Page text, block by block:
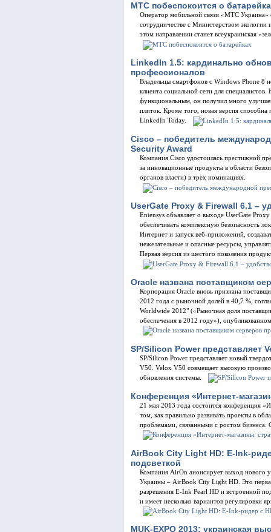
МТС побеспокоится о
Оператор мобильной связи «МТС Украина»
сотрудничестве с Министерством
этом направлении станет всеукраинская
LinkedIn 1.5: кардинально
профессионалов
Владельцы смартфонов с Windows Phone 8
клиента социальной сети для
функциональным, он получил много
плиток. Кроме того, новая версия способна
LinkedIn Today.
Cisco – победитель
Security Award
Компания Cisco удостоилась престижной
за инновационные продукты в области
органов власти) в трех номинациях.
UserGate Proxy & Firewall 6.1 –
Entensys объявляет о выходе UserGate
обеспечивать комплексную безопасность
Интернет и запуск веб-приложений,
нежелательные и опасные ресурсы,
Первая версия из шестого поколения
Oracle названа поставщиком
Корпорация Oracle вновь признана
2012 года с рыночной долей в 40,7 %,
Worldwide 2012" («Рыночная доля
обеспечения в 2012 году»),
SP/Silicon Power представляет
SP/Silicon Power представляет новый
V50. Velox V50 совмещает высокую
обновления системы.
Конференция «Интернет-
21 мая 2013 года состоится конференция
том, как правильно развивать проекты в
проблемами, связанными с ростом
AirBook City Light HD: E-Ink-
подсветкой
Компания AirOn анонсирует выход нового
Украины – AirBook City Light HD. Это
разрешения E-Ink Pearl HD и встроенной
и имеет несколько вариантов регулировки
MUK-EXPO 2013: украинская